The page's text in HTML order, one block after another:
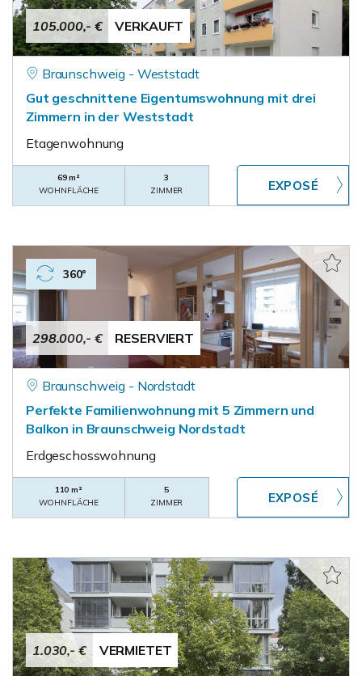
105.000,- € VERKAUFT
Braunschweig - Weststadt
Gut geschnittene Eigentumswohnung mit drei
Zimmern in der Weststadt
Etagenwohnung
69 m²
WOHNFLÄCHE
3
ZIMMER
298.000,- € RESERVIERT
360°
Braunschweig - Nordstadt
Perfekte Familienwohnung mit 5 Zimmern und
Balkon in Braunschweig Nordstadt
Erdgeschosswohnung
110 m²
WOHNFLÄCHE
5
ZIMMER
1.030,- € VERMIETET